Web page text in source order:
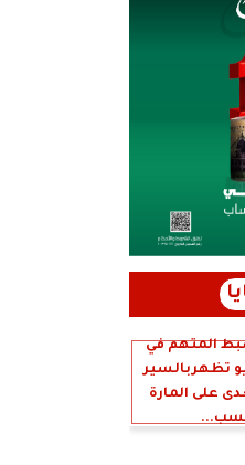
المتهم في
تظهربالسير
على المارة